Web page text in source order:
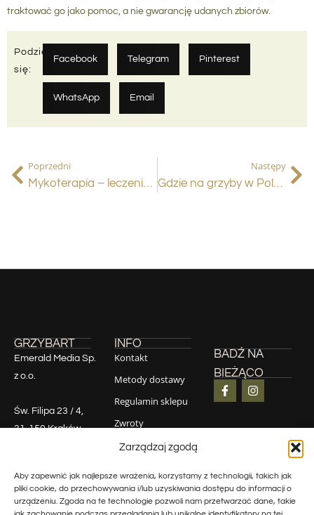
Zarządzaj zgodą
Aby zapewnić jak najlepsze wrażenia, korzystamy z technologii, takich jak
pliki cookie, do przechowywania i/lub uzyskiwania dostępu do informacji o
urządzeniu. Zgoda na te technologie pozwoli nam przetwarzać dane, takie
traktować go jako pomoc, a nie gwarancję udanych zbiorów.
Podziel
się:
Facebook Telegram Pinterest
WhatsApp Email
Poprzedni
Mykoterapia – leczenie grzybami jako naturalna terapia
Następy
Gdzie na grzyby w Polsce? Odkryj najlepsze miejsca na grzybobranie
GRZYBART
Emerald Media Sp.
z o.o.
Św. Filipa 23 / 4,
31-150 Kraków
387159806
KRS 0000862377
INFO
Kontakt
Metody dostawy
Regulamin sklepu
Zwroty
Polityka
BADŹ NA
BIEŻĄCO